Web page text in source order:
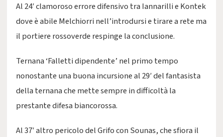
Al 24′ clamoroso errore difensivo tra Iannarilli e Kontek
dove è abile Melchiorri nell’introdursi e tirare a rete ma
il portiere rossoverde respinge la conclusione.
Ternana ‘Falletti dipendente’ nel primo tempo
nonostante una buona incursione al 29′ del fantasista
della ternana che mette sempre in difficoltà la
prestante difesa biancorossa.
Al 37′ altro pericolo del Grifo con Sounas, che sfiora il